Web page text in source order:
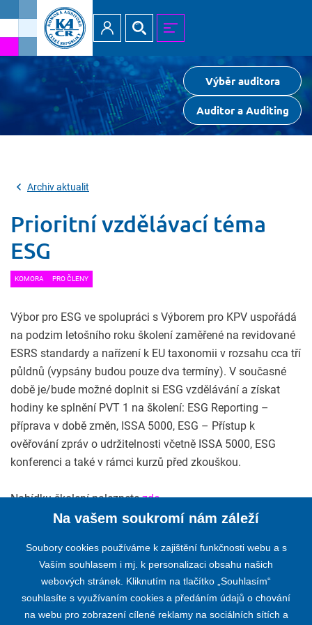
Přihlásit
Výběr auditora
Auditor a Auditing
Archiv aktualit
Prioritní vzdělávací téma
ESG
KOMORA PRO ČLENY
Výbor pro ESG ve spolupráci s Výborem pro KPV uspořádá
na podzim letošního roku školení zaměřené na revidované
ESRS standardy a nařízení k EU taxonomii v rozsahu cca tří
půldnů (vypsány budou pouze dva termíny). V současné
době je/bude možné doplnit si ESG vzdělávání a získat
hodiny ke splnění PVT 1 na školení: ESG Reporting –
příprava v době změn, ISSA 5000, ESG – Přístup k
ověřování zpráv o udržitelnosti včetně ISSA 5000, ESG
konferenci a také v rámci kurzů před zkouškou.
Nabídku školení naleznetezde.
KOMORA AUDITORŮ ČESKÉ REPUBLIKY
Opletalova 55, 110 00 PRAHA 1
Na vašem soukromí nám záleží
Soubory cookies používáme k zajištění funkčnosti webu a s
Vaším souhlasem i mj. k personalizaci obsahu našich
webových stránek. Kliknutím na tlačítko „Souhlasím“
souhlasíte s využívaním cookies a předáním údajů o chování
na webu pro zobrazení cílené reklamy na sociálních sítích a